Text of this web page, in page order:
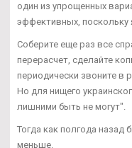
один из упрощенных
эффективных,
Соберите еще раз все
перерасчет, сделайте
периодически звоните в
Но для нищего
лишними быть не могут".
Тогда как полгода назад
меньше.